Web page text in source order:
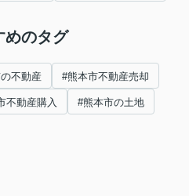
めのタグ
不動産 #熊本市不動産売却
不動産購入 #熊本市の土地